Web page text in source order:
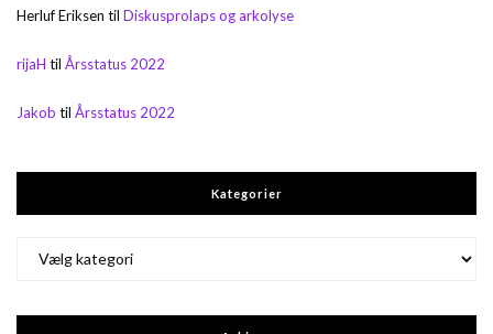
Herluf Eriksen til Diskusprolaps og arkolyse
rijaH til Årsstatus 2022
Jakob til Årsstatus 2022
Kategorier